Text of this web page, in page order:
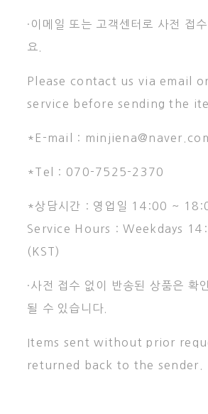
·이메일 또는 고객센터로 사전 접
요.
Please contact us via email
service before sending the
*E-mail :
*Tel : 070-7525-2370
*상담시간 : 영업일 14:00 ~
Service Hours : Weekdays
(KST)
·사전 접수 없이 반송된 상품은 확
될 수 있습니다.
Items sent without prior
returned back to the sender.